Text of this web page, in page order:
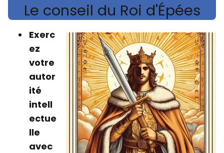
Le conseil du Roi d'Épées
Exerc
ez
votre
autor
ité
intell
ectue
lle
avec